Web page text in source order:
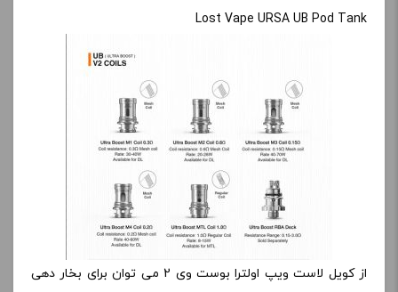
Lost Vape URSA UB Pod Tank
از کویل لاست ویپ اولترا بوست وی 2 می توان برای بخار دهی